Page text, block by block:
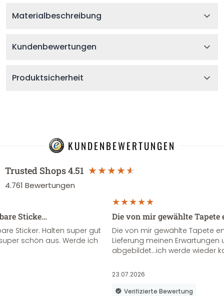
Materialbeschreibung
Kundenbewertungen
Produktsicherheit
KUNDENBEWERTUNGEN
Trusted Shops4.51
4.761 Bewertungen
Sticke…
Sticker. Halten super gut
schön aus. Werde ich
Die von mir gewählte
Die von mir gewählte Tapete
Lieferung meinen Erwartungen
abgebildet...ich werde wieder
23.07.2026
Verifizierte Bewertung